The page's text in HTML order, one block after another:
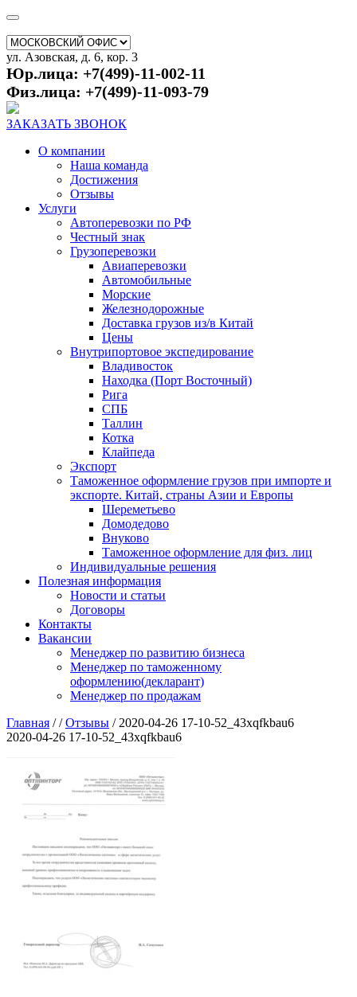
ул. Азовская, д. 6, кор. 3
Юр.лица: +7(499)-11-002-11
Физ.лица: +7(499)-11-093-79
ЗАКАЗАТЬ ЗВОНОК
О компании
Наша команда
Достижения
Отзывы
Услуги
Автоперевозки по РФ
Честный знак
Грузоперевозки
Авиаперевозки
Автомобильные
Морские
Железнодорожные
Доставка грузов из/в Китай
Цены
Внутрипортовое экспедирование
Владивосток
Находка (Порт Восточный)
Рига
СПБ
Таллин
Котка
Клайпеда
Экспорт
Таможенное оформление грузов при импорте и
экспорте. Китай, страны Азии и Европы
Шереметьево
Домодедово
Внуково
Таможенное оформление для физ. лиц
Индивидуальные решения
Полезная информация
Новости и статьи
Договоры
Контакты
Вакансии
Менеджер по развитию бизнеса
Менеджер по таможенному
оформлению(декларант)
Менеджер по продажам
Главная //Отзывы / 2020-04-26 17-10-52_43xqfkbau6
2020-04-26 17-10-52_43xqfkbau6